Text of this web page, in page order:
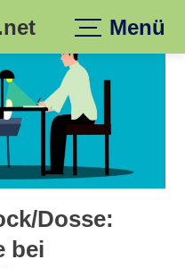
Menü
Dosse:
bei